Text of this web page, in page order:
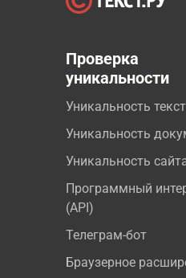
Проверка
уникальности
Уникальность
Уникальность
Уникальность
Программный
(API)
Телеграм-бот
Браузерное